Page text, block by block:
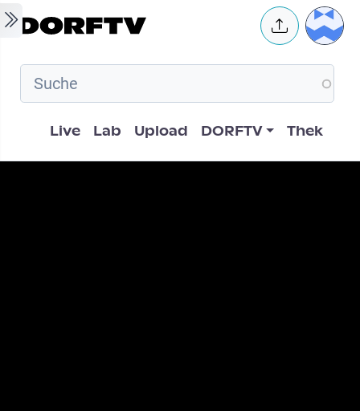
Skip to main content User
Hauptnavigation
Live Lab Upload DORFTV Thek